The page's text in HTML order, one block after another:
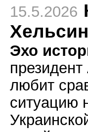
15.5.2026
Эхо
любит
ситуацию